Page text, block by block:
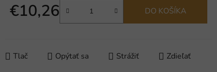
€10,26
Jednotková cena:
DO KOŠÍKA
Tlač Opýtať sa Strážiť Zdieľať